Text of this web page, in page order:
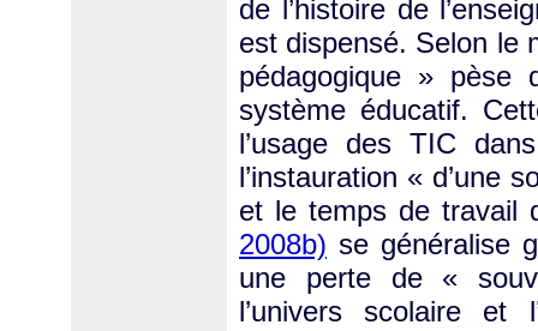
de l’histoire de
est dispensé. Selon le
pédagogique »
système éducatif.
l’usage des TIC
l’instauration « d’une
et le temps de travail
2008b) se généralise
une perte de «
l’univers scolaire et